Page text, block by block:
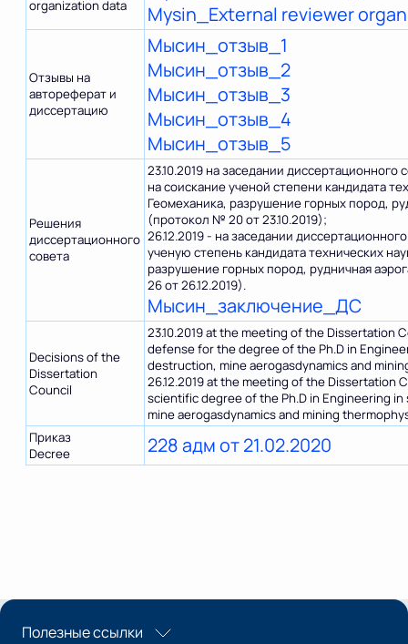
organization data
Mysin_External reviewer
Отзывы на
автореферат и
диссертацию
Мысин_отзыв_1
Мысин_отзыв_2
Мысин_отзыв_3
Мысин_отзыв_4
Мысин_отзыв_5
Решения
диссертационного
совета
23.10.2019 на заседании диссертационного
на соискание ученой степени кандидата
Геомеханика, разрушение горных пород,
(протокол № 20 от 23.10.2019);
26.12.2019 - на заседании
ученую степень кандидата технических
разрушение горных пород, рудничная
26 от 26.12.2019).
Мысин_заключение_ДС
Decisions of the
Dissertation
Council
23.10.2019 at the meeting of the Dissertation
defense for the degree of the Ph.D in
destruction, mine aerogasdynamics and
26.12.2019 at the meeting of the Dissertation
scientific degree of the Ph.D in Engineering
mine aerogasdynamics and mining
Приказ
Decree
228 адм от 21.02.2020
Полезные ссылки